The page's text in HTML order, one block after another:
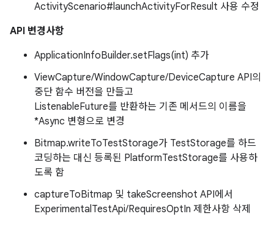
ActivityScenario#launchActivityForResult 사용 수정
API 변경사항
ApplicationInfoBuilder.setFlags(int) 추가
ViewCapture/WindowCapture/DeviceCapture API의
중단 함수 버전을 만들고
ListenableFuture를 반환하는 기존 메서드의 이름을
*Async 변형으로 변경
Bitmap.writeToTestStorage가 TestStorage를 하드
코딩하는 대신 등록된 PlatformTestStorage를 사용하
도록 함
captureToBitmap 및 takeScreenshot API에서
ExperimentalTestApi/RequiresOptIn 제한사항 삭제